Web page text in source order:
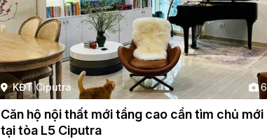
KĐT Ciputra 6
Căn hộ nội thất mới tầng cao cần tìm chủ mới
tại tòa L5 Ciputra